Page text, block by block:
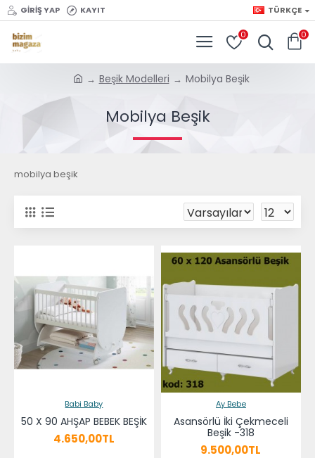
GIRIŞ YAP KAYIT TÜRKÇE
0 0
Beşik Modelleri Mobilya Beşik
Mobilya Beşik
mobilya beşik
Babi Baby
50 X 90 AHŞAP BEBEK BEŞİK
4.650,00TL
Ay Bebe
Asansörlü İki Çekmeceli
Beşik -318
9.500,00TL